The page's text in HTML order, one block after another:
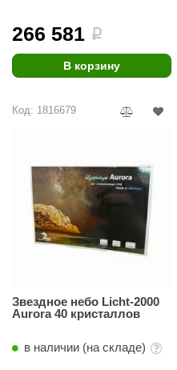
Design
Snow
266 581 i
В корзину
Код: 1816679
Звездное небо Licht-2000
Aurora 40 кристаллов
в наличии (на складе)